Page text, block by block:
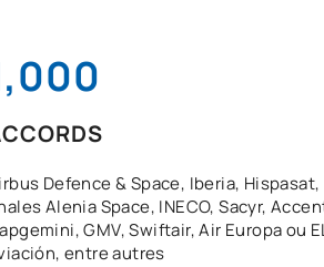
Defence & Space, Iberia, Hispasat,
Alenia Space, INECO, Sacyr,
GMV, Swiftair, Air Europa ou
entre autres